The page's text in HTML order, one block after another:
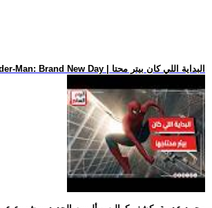
.. فيلم Spider-Man: Brand New Day | البداية اللي كان بيتر محتا